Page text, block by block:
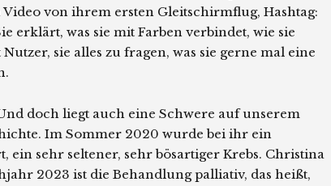
von ihrem ersten Gleitschirmflug, Hashtag:
erklärt, was sie mit Farben verbindet, wie sie
sie alles zu fragen, was sie gerne mal eine
doch liegt auch eine Schwere auf unserem
Im Sommer 2020 wurde bei ihr ein
ein sehr seltener, sehr bösartiger Krebs. Christina
2023 ist die Behandlung palliativ, das heißt,